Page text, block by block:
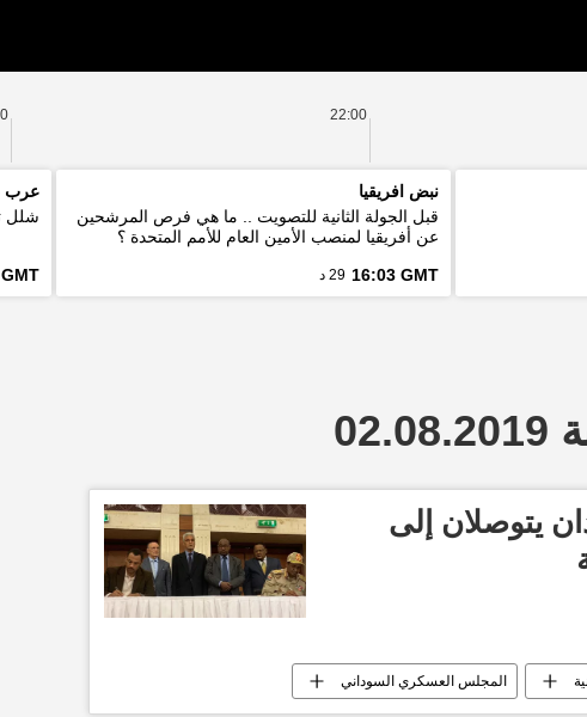
22:00
نبض افريقيا
قبل الجولة الثانية للتصويت .. ما هي فرص المرشحين
عن أفريقيا لمنصب الأمين العام للأمم المتحدة ؟
16:03 GMT 29 د
عرب
شلل
يتوصلان إلى
المجلس العسكري السوداني